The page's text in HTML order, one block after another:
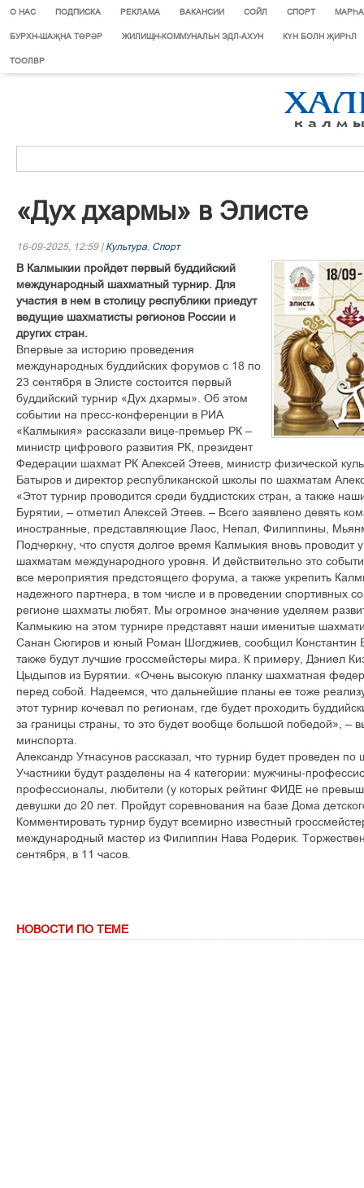
О НАС ПОДПИСКА РЕКЛАМА ВАКАНСИИ СОЙЛ СПОРТ
БУРХН-ШАҖНА ТӨРӘР ЖИЛИЩН-КОММУНАЛЬН ЭДЛ-АХУН КҮН БОЛН ҖИРҺЛ
ТООЛВР
«Дух дхармы» в Элисте
16-09-2025, 12:59 | Культура, Спорт
В Калмыкии пройдет первый буддийский
международный шахматный турнир. Для
участия в нем в столицу республики приедут
ведущие шахматисты регионов России и
других стран.
Впервые за историю проведения
международных буддийских форумов с 18 по
23 сентября в Элисте состоится первый
буддийский турнир «Дух дхармы». Об этом
событии на пресс-конференции в РИА
«Калмыкия» рассказали вице-премьер РК –
министр цифрового развития РК, президент
Федерации шахмат РК Алексей Этеев, министр физической
Батыров и директор республиканской школы по шахматам
«Этот турнир проводится среди буддистских стран, а также
Бурятии, – отметил Алексей Этеев. – Всего заявлено девять
иностранные, представляющие Лаос, Непал, Филиппины,
Подчеркну, что спустя долгое время Калмыкия вновь проводит
шахматам международного уровня. И действительно это
все мероприятия предстоящего форума, а также укрепить
надежного партнера, в том числе и в проведении спортивных
регионе шахматы любят. Мы огромное значение уделяем
Калмыкию на этом турнире представят наши именитые
Санан Сюгиров и юный Роман Шогджиев, сообщил Константин
также будут лучшие гроссмейстеры мира. К примеру, Дэниел
Цыдыпов из Бурятии. «Очень высокую планку шахматная
перед собой. Надеемся, что дальнейшие планы ее тоже
этот турнир кочевал по регионам, где будет проходить
за границы страны, то это будет вообще большой победой», –
минспорта.
Александр Утнасунов рассказал, что турнир будет проведен по
Участники будут разделены на 4 категории: мужчины-
профессионалы, любители (у которых рейтинг ФИДЕ не
девушки до 20 лет. Пройдут соревнования на базе Дома
Комментировать турнир будут всемирно известный
международный мастер из Филиппин Нава Родерик.
сентября, в 11 часов.
НОВОСТИ ПО ТЕМЕ